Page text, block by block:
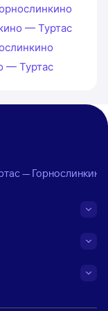
— Туртас
— Туртас
— Горнослинкино